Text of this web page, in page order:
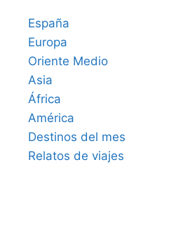
España
Europa
Oriente Medio
Asia
África
América
Destinos del mes
Relatos de viajes